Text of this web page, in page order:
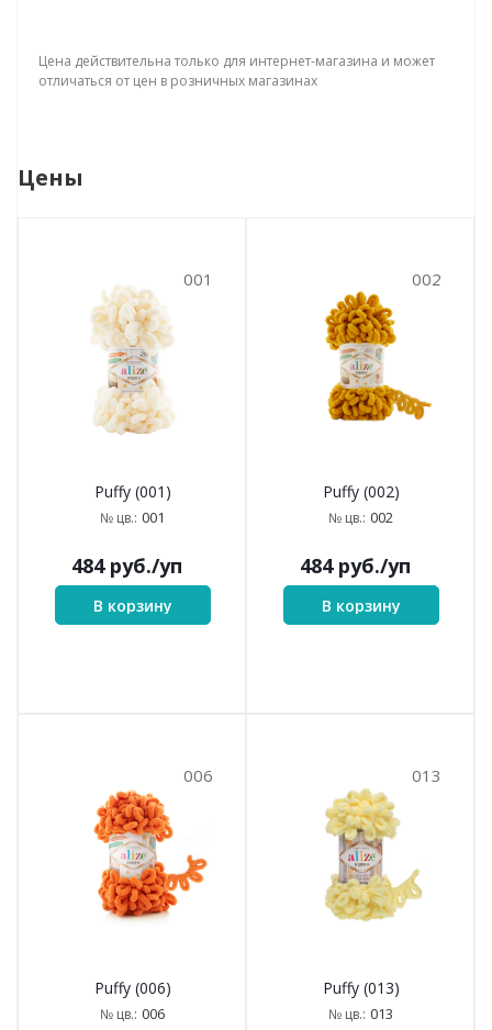
Цена действительна только для интернет-магазина и может
отличаться от цен в розничных магазинах
Цены
001
Puffy (001)
№ цв.: 001
484руб./уп
В корзину
002
Puffy (002)
№ цв.: 002
484руб./уп
В корзину
006
Puffy (006)
№ цв.: 006
013
Puffy (013)
№ цв.: 013